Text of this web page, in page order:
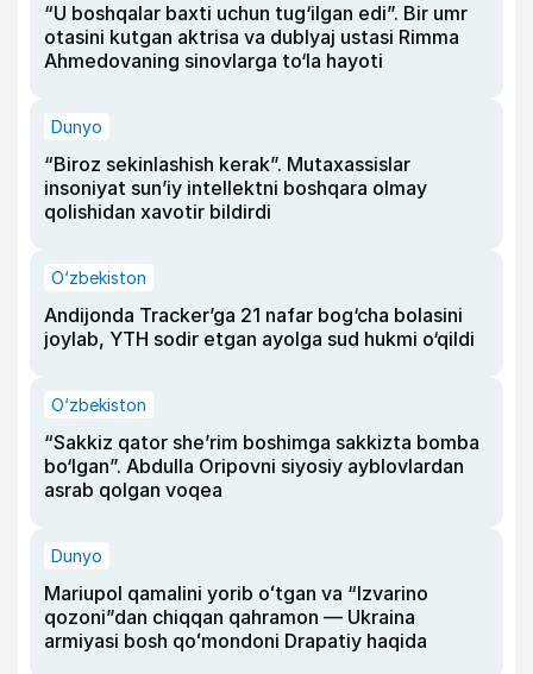
“U boshqalar baxti uchun tug‘ilgan edi”. Bir umr
otasini kutgan aktrisa va dublyaj ustasi Rimma
Ahmedovaning sinovlarga to‘la hayoti
Dunyo
“Biroz sekinlashish kerak”. Mutaxassislar
insoniyat sun’iy intellektni boshqara olmay
qolishidan xavotir bildirdi
O‘zbekiston
Andijonda Tracker’ga 21 nafar bog‘cha bolasini
joylab, YTH sodir etgan ayolga sud hukmi o‘qildi
O‘zbekiston
“Sakkiz qator she’rim boshimga sakkizta bomba
bo‘lgan”. Abdulla Oripovni siyosiy ayblovlardan
asrab qolgan voqea
Dunyo
Mariupol qamalini yorib oʻtgan va “Izvarino
qozoni”dan chiqqan qahramon — Ukraina
armiyasi bosh qoʻmondoni Drapatiy haqida